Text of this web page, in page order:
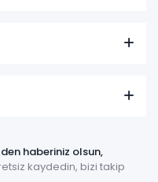
haberiniz olsun,
kaydedin, bizi takip